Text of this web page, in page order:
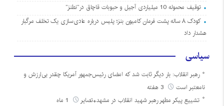
توقیف محموله 10 میلیاردی آجیل و حبوبات قاچاق در”نطنز”
کودک ۸ ساله پشت فرمان کامیون بنز؛ پلیس درباره عادی‌سازی یک تخلف مرگبار
هشدار داد
سیاسی
رهبر انقلاب: بار دیگر ثابت شد که امضای رئیس‌جمهور آمریکا چقدر بی‌ارزش و
نامعتبر است
3 هفته
تشییع پیکر مطهر رهبر شهید انقلاب در مشهد+تصایر